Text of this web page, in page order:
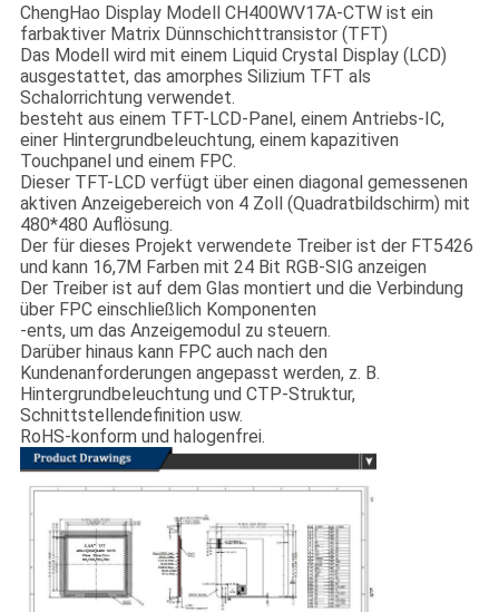
ChengHao Display Modell CH400WV17A-CTW ist ein
farbaktiver Matrix Dünnschichttransistor (TFT)
Das Modell wird mit einem Liquid Crystal Display (LCD)
ausgestattet, das amorphes Silizium TFT als
Schalorrichtung verwendet.
besteht aus einem TFT-LCD-Panel, einem Antriebs-IC,
einer Hintergrundbeleuchtung, einem kapazitiven
Touchpanel und einem FPC.
Dieser TFT-LCD verfügt über einen diagonal gemessenen
aktiven Anzeigebereich von 4 Zoll (Quadratbildschirm) mit
480*480 Auflösung.
Der für dieses Projekt verwendete Treiber ist der FT5426
und kann 16,7M Farben mit 24 Bit RGB-SIG anzeigen
Der Treiber ist auf dem Glas montiert und die Verbindung
über FPC einschließlich Komponenten
-ents, um das Anzeigemodul zu steuern.
Darüber hinaus kann FPC auch nach den
Kundenanforderungen angepasst werden, z. B.
Hintergrundbeleuchtung und CTP-Struktur,
Schnittstellendefinition usw.
RoHS-konform und halogenfrei.